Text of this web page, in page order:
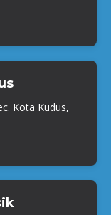
Kota Kudus,